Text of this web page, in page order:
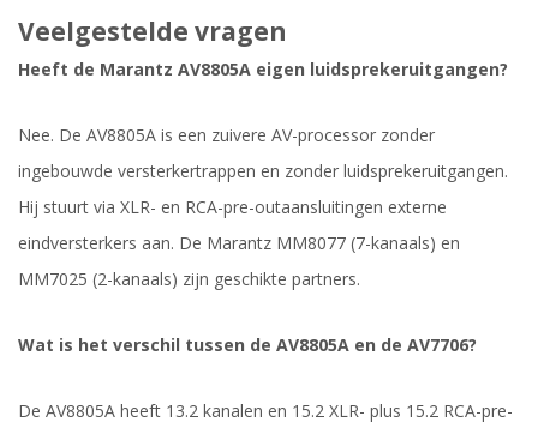
Veelgestelde vragen
Heeft de Marantz AV8805A eigen luidsprekeruitgangen?
Nee. De AV8805A is een zuivere AV-processor zonder
ingebouwde versterkertrappen en zonder luidsprekeruitgangen.
Hij stuurt via XLR- en RCA-pre-outaansluitingen externe
eindversterkers aan. De Marantz MM8077 (7-kanaals) en
MM7025 (2-kanaals) zijn geschikte partners.
Wat is het verschil tussen de AV8805A en de AV7706?
De AV8805A heeft 13.2 kanalen en 15.2 XLR- plus 15.2 RCA-pre-